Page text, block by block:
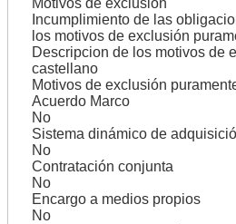
Incumplimiento de las
los motivos de exclusión
Descripcion de los motivos de
castellano
Motivos de exclusión
Acuerdo Marco
No
Sistema dinámico de
No
Contratación conjunta
No
Encargo a medios propios
No